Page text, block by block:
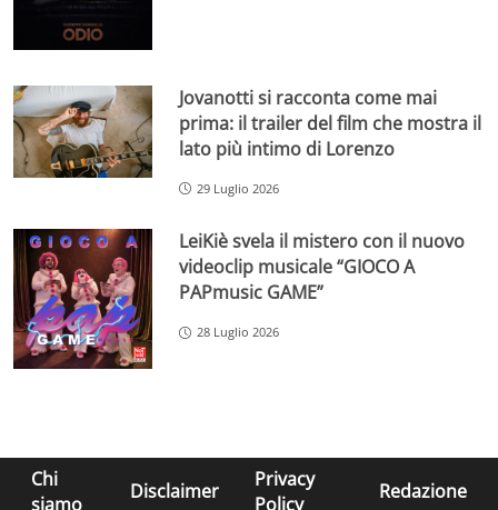
Jovanotti si racconta come mai
prima: il trailer del film che mostra il
lato più intimo di Lorenzo
29 Luglio 2026
LeiKiè svela il mistero con il nuovo
videoclip musicale “GIOCO A
PAPmusic GAME”
28 Luglio 2026
Chi
siamo
Disclaimer
Privacy
Policy
Redazione